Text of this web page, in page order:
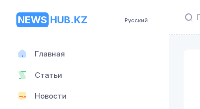
NEWS HUB.KZ Русский
Главная
Статьи
Новости